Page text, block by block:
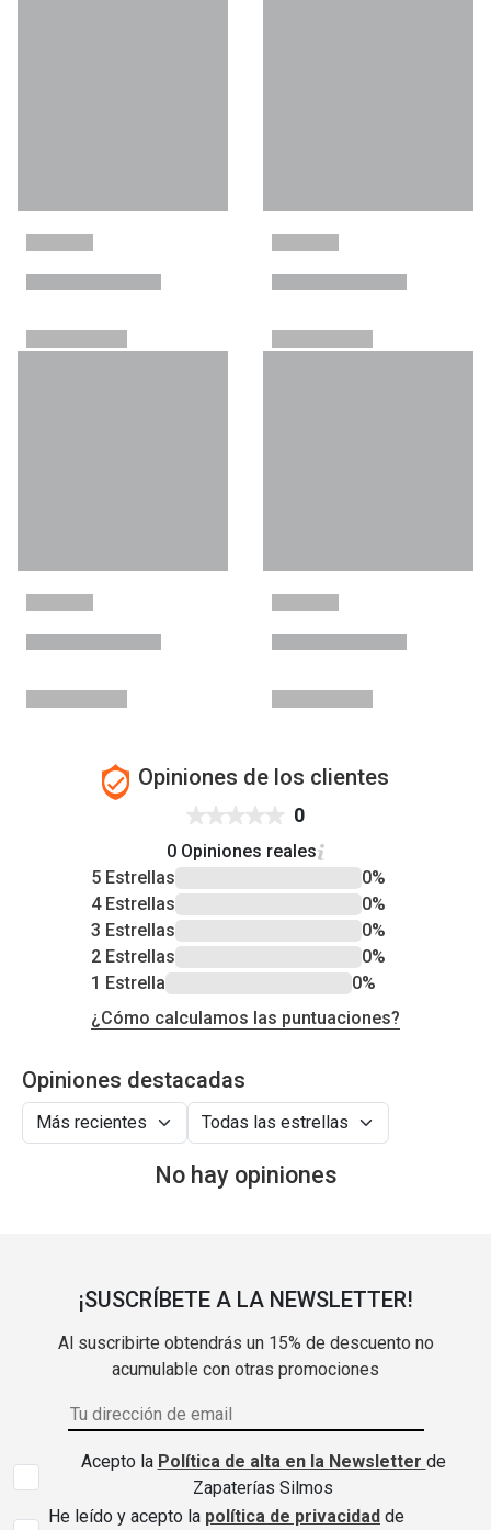
Opiniones de los clientes
0
0 Opiniones reales
5 Estrellas
0%
4 Estrellas
0%
3 Estrellas
0%
2 Estrellas
0%
1 Estrella
0%
¿Cómo calculamos las puntuaciones?
Opiniones destacadas
No hay opiniones
¡SUSCRÍBETE A LA NEWSLETTER!
Al suscribirte obtendrás un 15% de descuento no
acumulable con otras promociones
Acepto la Política de alta en la Newsletter de
Zapaterías Silmos
He leído y acepto la política de privacidad de